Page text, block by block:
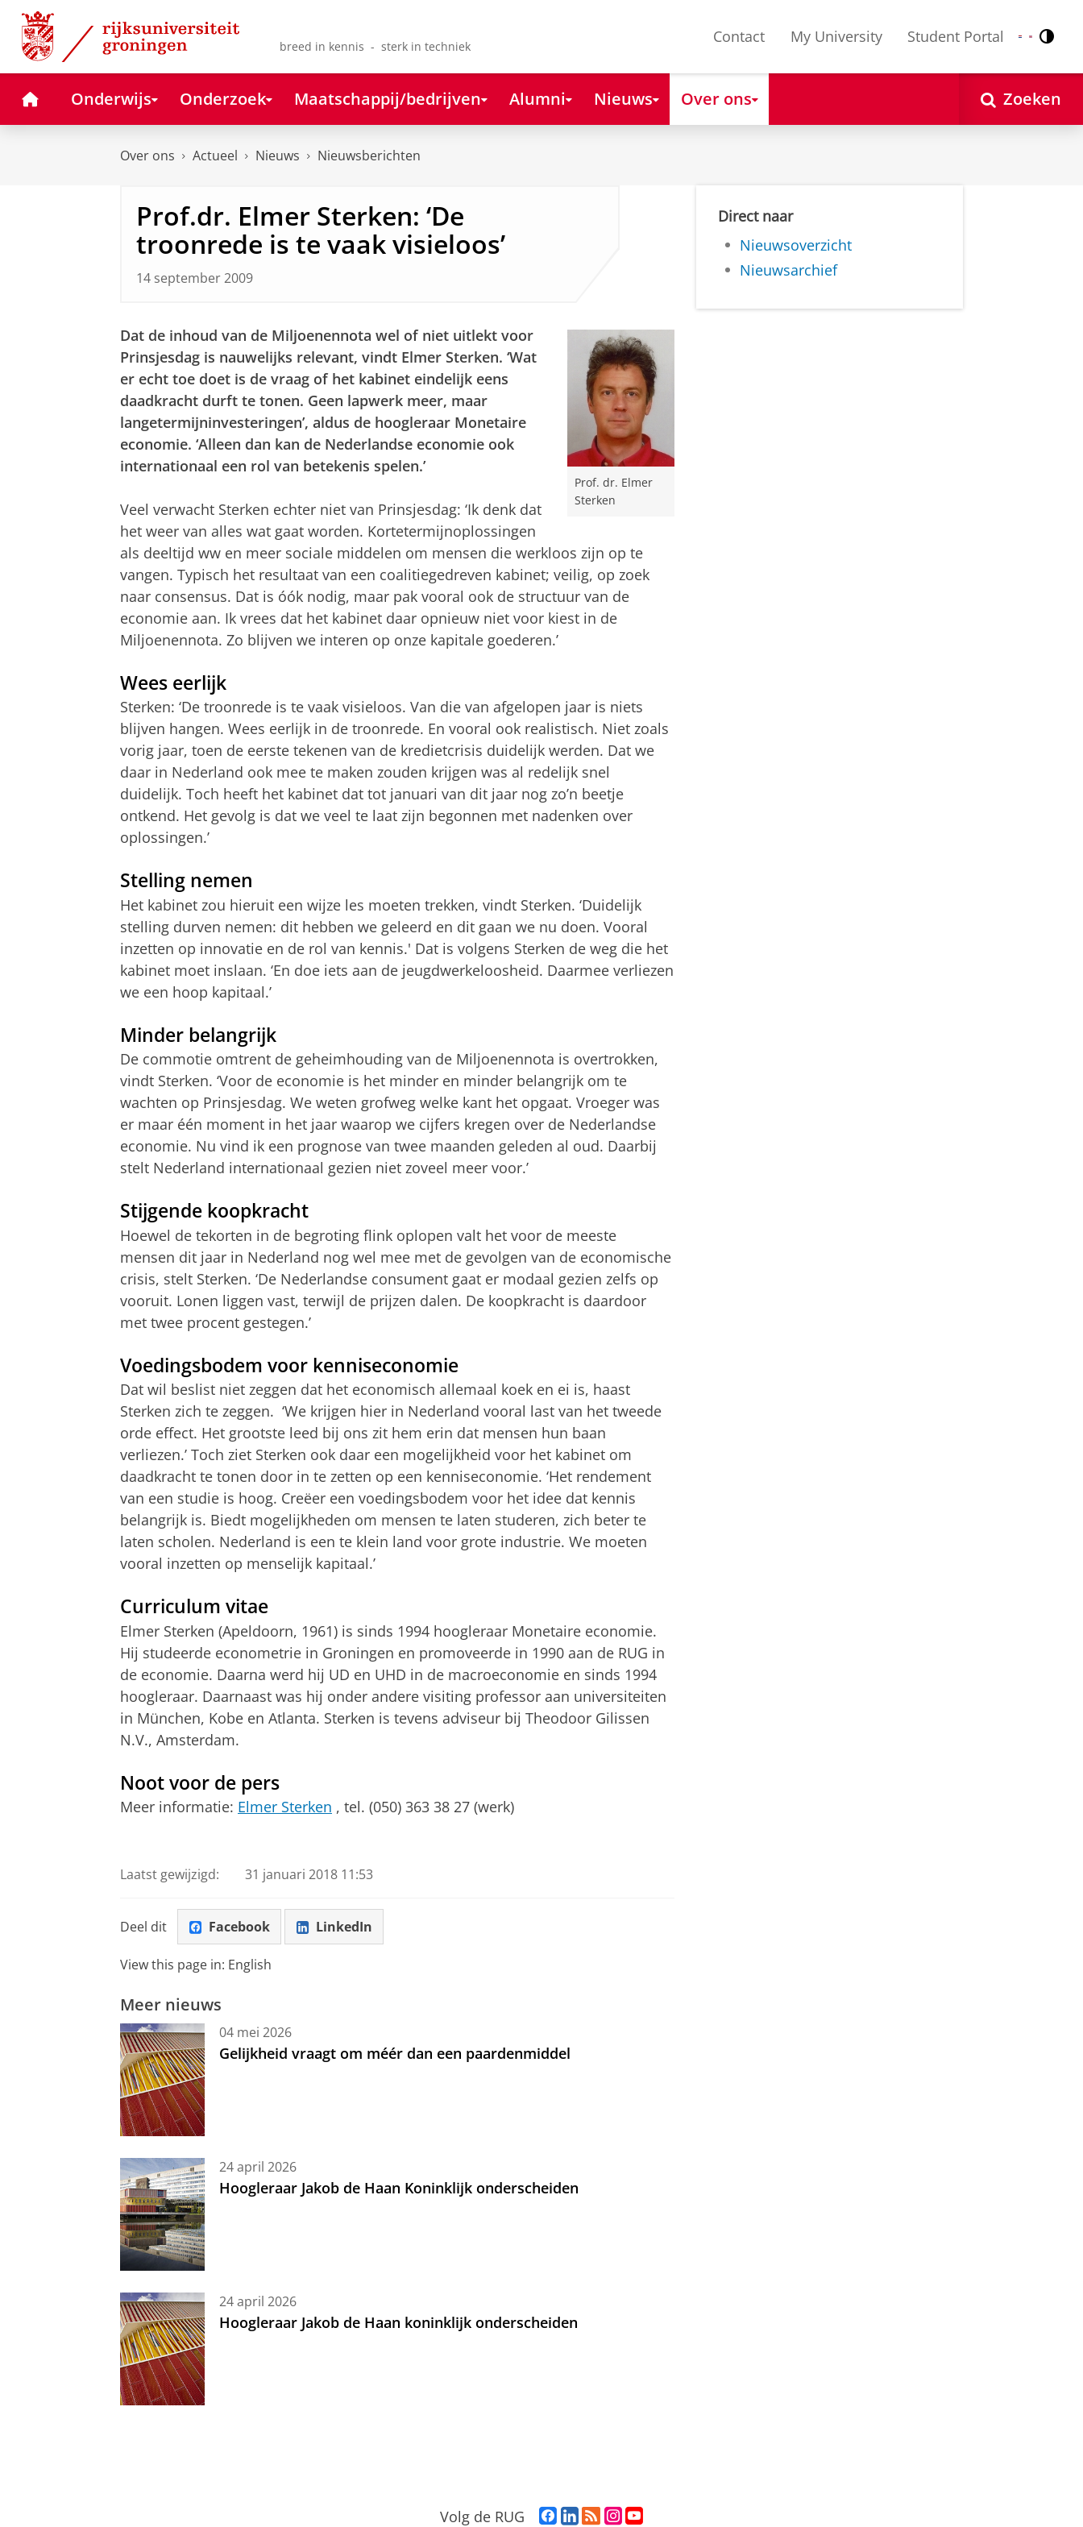
Skip
Content
Skip
Navigation
breed in kennis - sterk in techniek
Contact My University Student Portal Nederlands
English
HomeOnderwijs Onderzoek Maatschappij/bedrijven Alumni Nieuws Over ons Zoeken
Over ons Actueel Nieuws Nieuwsberichten
Prof.dr. Elmer Sterken: ‘De
troonrede is te vaak visieloos’
14 september 2009
Prof. dr. Elmer
Sterken
Dat de inhoud van de Miljoenennota wel of niet uitlekt voor
Prinsjesdag is nauwelijks relevant, vindt Elmer Sterken. ‘Wat
er echt toe doet is de vraag of het kabinet eindelijk eens
daadkracht durft te tonen. Geen lapwerk meer, maar
langetermijninvesteringen’, aldus de hoogleraar Monetaire
economie. ‘Alleen dan kan de Nederlandse economie ook
internationaal een rol van betekenis spelen.’
Veel verwacht Sterken echter niet van Prinsjesdag: ‘Ik denk dat
het weer van alles wat gaat worden. Kortetermijnoplossingen
als deeltijd ww en meer sociale middelen om mensen die werkloos zijn op te
vangen. Typisch het resultaat van een coalitiegedreven kabinet; veilig, op zoek
naar consensus. Dat is óók nodig, maar pak vooral ook de structuur van de
economie aan. Ik vrees dat het kabinet daar opnieuw niet voor kiest in de
Miljoenennota. Zo blijven we interen op onze kapitale goederen.’
Wees eerlijk
Sterken: ‘De troonrede is te vaak visieloos. Van die van afgelopen jaar is niets
blijven hangen. Wees eerlijk in de troonrede. En vooral ook realistisch. Niet zoals
vorig jaar, toen de eerste tekenen van de kredietcrisis duidelijk werden. Dat we
daar in Nederland ook mee te maken zouden krijgen was al redelijk snel
duidelijk. Toch heeft het kabinet dat tot januari van dit jaar nog zo’n beetje
ontkend. Het gevolg is dat we veel te laat zijn begonnen met nadenken over
oplossingen.’
Stelling nemen
Het kabinet zou hieruit een wijze les moeten trekken, vindt Sterken. ‘Duidelijk
stelling durven nemen: dit hebben we geleerd en dit gaan we nu doen. Vooral
inzetten op innovatie en de rol van kennis.' Dat is volgens Sterken de weg die het
kabinet moet inslaan. ‘En doe iets aan de jeugdwerkeloosheid. Daarmee verliezen
we een hoop kapitaal.’
Minder belangrijk
De commotie omtrent de geheimhouding van de Miljoenennota is overtrokken,
vindt Sterken. ‘Voor de economie is het minder en minder belangrijk om te
wachten op Prinsjesdag. We weten grofweg welke kant het opgaat. Vroeger was
er maar één moment in het jaar waarop we cijfers kregen over de Nederlandse
economie. Nu vind ik een prognose van twee maanden geleden al oud. Daarbij
stelt Nederland internationaal gezien niet zoveel meer voor.’
Stijgende koopkracht
Hoewel de tekorten in de begroting flink oplopen valt het voor de meeste
mensen dit jaar in Nederland nog wel mee met de gevolgen van de economische
crisis, stelt Sterken. ‘De Nederlandse consument gaat er modaal gezien zelfs op
vooruit. Lonen liggen vast, terwijl de prijzen dalen. De koopkracht is daardoor
met twee procent gestegen.’
Voedingsbodem voor kenniseconomie
Dat wil beslist niet zeggen dat het economisch allemaal koek en ei is, haast
Sterken zich te zeggen. ‘We krijgen hier in Nederland vooral last van het tweede
orde effect. Het grootste leed bij ons zit hem erin dat mensen hun baan
verliezen.’ Toch ziet Sterken ook daar een mogelijkheid voor het kabinet om
daadkracht te tonen door in te zetten op een kenniseconomie. ‘Het rendement
van een studie is hoog. Creëer een voedingsbodem voor het idee dat kennis
belangrijk is. Biedt mogelijkheden om mensen te laten studeren, zich beter te
laten scholen. Nederland is een te klein land voor grote industrie. We moeten
vooral inzetten op menselijk kapitaal.’
Curriculum vitae
Elmer Sterken (Apeldoorn, 1961) is sinds 1994 hoogleraar Monetaire economie.
Hij studeerde econometrie in Groningen en promoveerde in 1990 aan de RUG in
de economie. Daarna werd hij UD en UHD in de macroeconomie en sinds 1994
hoogleraar. Daarnaast was hij onder andere visiting professor aan universiteiten
in München, Kobe en Atlanta. Sterken is tevens adviseur bij Theodoor Gilissen
N.V., Amsterdam.
Noot voor de pers
Meer informatie: Elmer Sterken , tel. (050) 363 38 27 (werk)
Laatst gewijzigd: 31 januari 2018 11:53
Deel dit Facebook LinkedIn
View this page in: English
Meer nieuws
04 mei 2026
Gelijkheid vraagt om méér dan een paardenmiddel
24 april 2026
Hoogleraar Jakob de Haan Koninklijk onderscheiden
24 april 2026
Hoogleraar Jakob de Haan koninklijk onderscheiden
Direct naar
Nieuwsoverzicht
Nieuwsarchief
Volg de RUG
F
L
R
I